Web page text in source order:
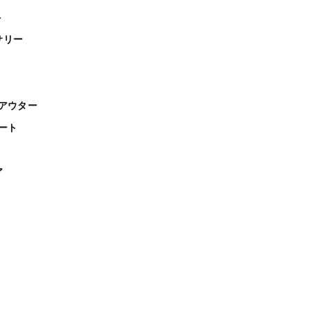
リー
ウター
ト